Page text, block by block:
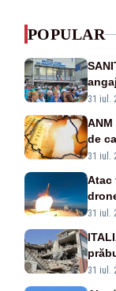
POPULAR
31 iul.
de
de
31 iul.
Atac
31 iul.
31 iul.